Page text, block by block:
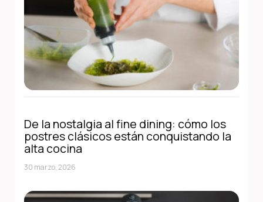
De la nostalgia al fine dining: cómo los
postres clásicos están conquistando la
alta cocina
30 marzo, 2026